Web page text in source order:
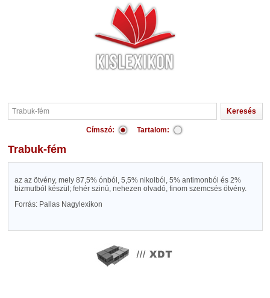
Címszó: Tartalom:
Trabuk-fém
az az ötvény, mely 87,5% ónból, 5,5% nikolból, 5% antimonból és 2%
bizmutból készül; fehér szinü, nehezen olvadó, finom szemcsés ötvény.
Forrás: Pallas Nagylexikon